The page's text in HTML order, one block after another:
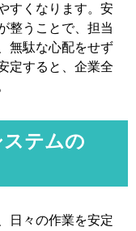
すくなります。安
整うことで、担当
無駄な心配をせず
定すると、企業全
テムの
日々の作業を安定